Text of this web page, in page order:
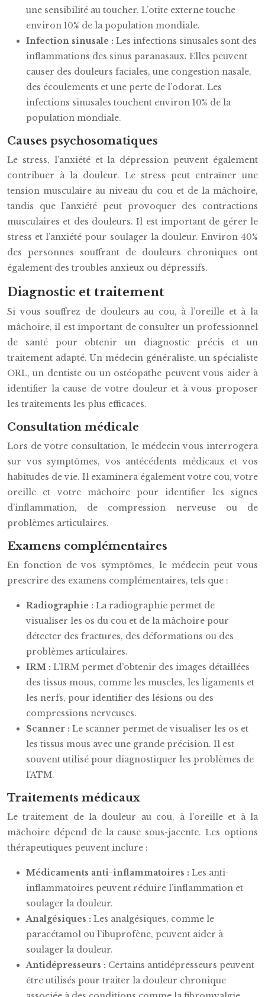
une sensibilité au toucher. L’otite externe touche
environ 10% de la population mondiale.
Infection sinusale : Les infections sinusales sont des
inflammations des sinus paranasaux. Elles peuvent
causer des douleurs faciales, une congestion nasale,
des écoulements et une perte de l’odorat. Les
infections sinusales touchent environ 10% de la
population mondiale.
Causes psychosomatiques
Le stress, l’anxiété et la dépression peuvent également
contribuer à la douleur. Le stress peut entraîner une
tension musculaire au niveau du cou et de la mâchoire,
tandis que l’anxiété peut provoquer des contractions
musculaires et des douleurs. Il est important de gérer le
stress et l’anxiété pour soulager la douleur. Environ 40%
des personnes souffrant de douleurs chroniques ont
également des troubles anxieux ou dépressifs.
Diagnostic et traitement
Si vous souffrez de douleurs au cou, à l’oreille et à la
mâchoire, il est important de consulter un professionnel
de santé pour obtenir un diagnostic précis et un
traitement adapté. Un médecin généraliste, un spécialiste
ORL, un dentiste ou un ostéopathe peuvent vous aider à
identifier la cause de votre douleur et à vous proposer
les traitements les plus efficaces.
Consultation médicale
Lors de votre consultation, le médecin vous interrogera
sur vos symptômes, vos antécédents médicaux et vos
habitudes de vie. Il examinera également votre cou, votre
oreille et votre mâchoire pour identifier les signes
d’inflammation, de compression nerveuse ou de
problèmes articulaires.
Examens complémentaires
En fonction de vos symptômes, le médecin peut vous
prescrire des examens complémentaires, tels que :
Radiographie : La radiographie permet de
visualiser les os du cou et de la mâchoire pour
détecter des fractures, des déformations ou des
problèmes articulaires.
IRM : L’IRM permet d’obtenir des images détaillées
des tissus mous, comme les muscles, les ligaments et
les nerfs, pour identifier des lésions ou des
compressions nerveuses.
Scanner : Le scanner permet de visualiser les os et
les tissus mous avec une grande précision. Il est
souvent utilisé pour diagnostiquer les problèmes de
l’ATM.
Traitements médicaux
Le traitement de la douleur au cou, à l’oreille et à la
mâchoire dépend de la cause sous-jacente. Les options
thérapeutiques peuvent inclure :
Médicaments anti-inflammatoires : Les anti-
inflammatoires peuvent réduire l’inflammation et
soulager la douleur.
Analgésiques : Les analgésiques, comme le
paracétamol ou l’ibuprofène, peuvent aider à
soulager la douleur.
Antidépresseurs : Certains antidépresseurs peuvent
être utilisés pour traiter la douleur chronique